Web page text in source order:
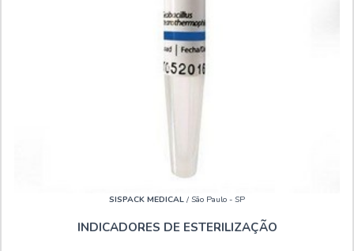
SISPACK MEDICAL / São Paulo - SP
INDICADORES DE ESTERILIZAÇÃO